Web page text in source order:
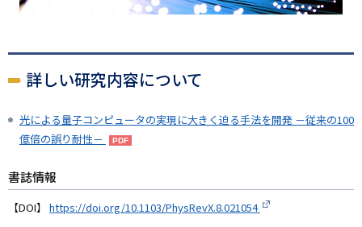
詳しい研究内容について
光による量子コンピュータの実現に大きく迫る手法を開発 －従来の100
億倍の誤り耐性－
書誌情報
【DOI】 https://doi.org/10.1103/PhysRevX.8.021054